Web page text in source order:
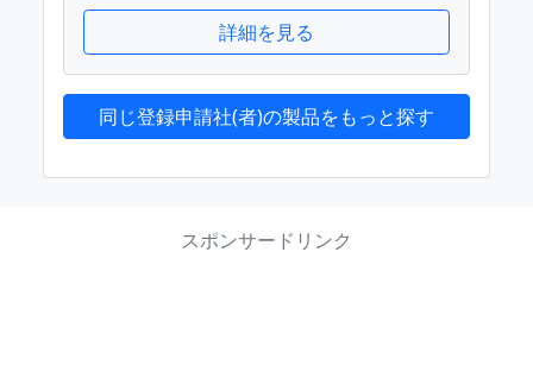
詳細を見る
同じ登録申請社(者)の製品をもっと探す
スポンサードリンク